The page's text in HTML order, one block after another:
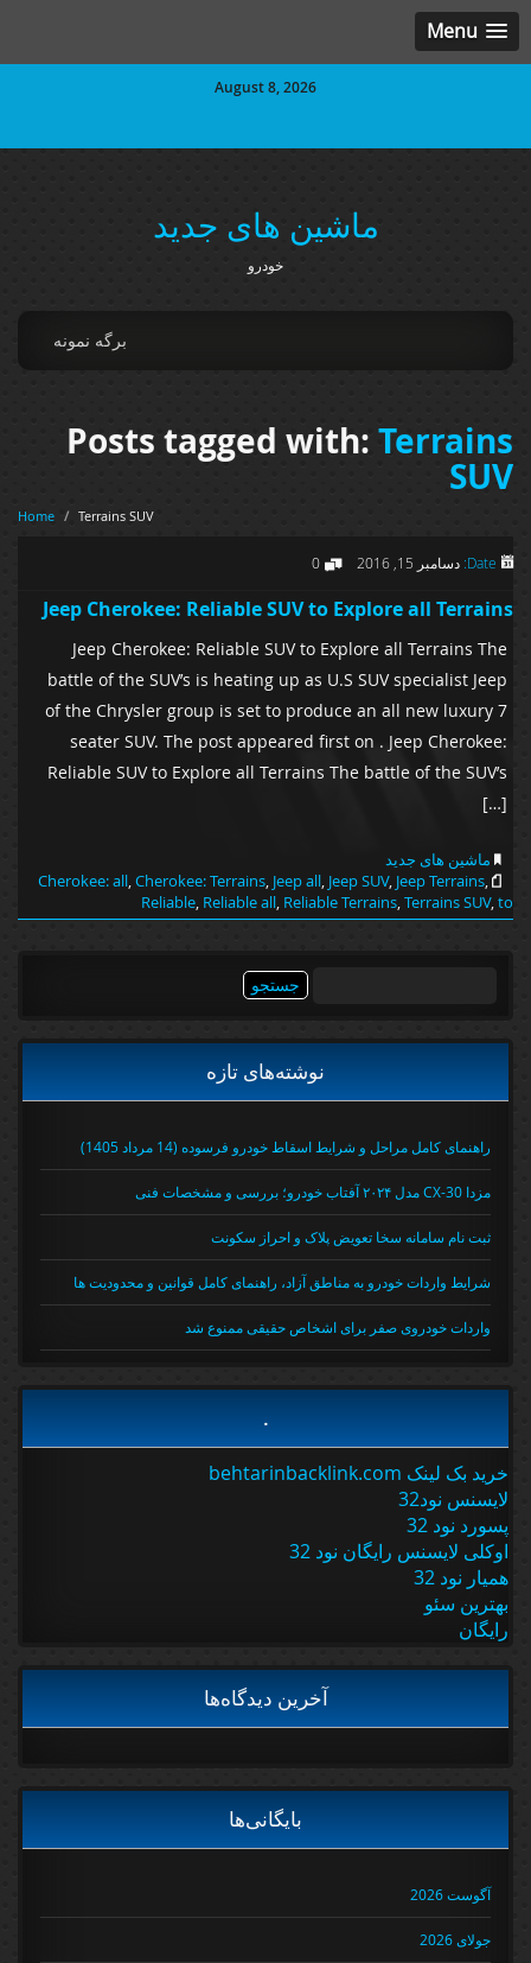
Menu
August 8, 2026
ماشین های جدید
خودرو
برگه نمونه
Posts tagged with:Terrains
SUV
Home / Terrains SUV
Date: دسامبر 15, 2016 0
Jeep Cherokee: Reliable SUV to Explore all Terrains
Jeep Cherokee: Reliable SUV to Explore all Terrains The
battle of the SUV’s is heating up as U.S SUV specialist Jeep
of the Chrysler group is set to produce an all new luxury 7
seater SUV. The post appeared first on . Jeep Cherokee:
Reliable SUV to Explore all Terrains The battle of the SUV’s
[…]
ماشین های جدید
Cherokee: all,Cherokee: Terrains,Jeep all,Jeep SUV,Jeep Terrains
Reliable,Reliable all,Reliable Terrains,Terrains SUV,
نوشته‌های تازه
راهنمای کامل مراحل و شرایط اسقاط خودرو فرسوده (14 مرداد 1405)
مزدا CX-30 مدل ۲۰۲۴ آفتاب خودرو؛ بررسی و مشخصات فنی
ثبت نام سامانه سخا تعویض پلاک و احراز سکونت
شرایط واردات خودرو به مناطق آزاد، راهنمای کامل قوانین و محدودیت ها
واردات خودروی صفر برای اشخاص حقیقی ممنوع شد
خرید بک لینک behtarinbacklink.com
لایسنس نود32
پسورد نود 32
اوکلی لایسنس رایگان نود 32
همیار نود 32
بهترین سئو
رایگان
آخرین دیدگاه‌ها
بایگانی‌ها
آگوست 2026
جولای 2026